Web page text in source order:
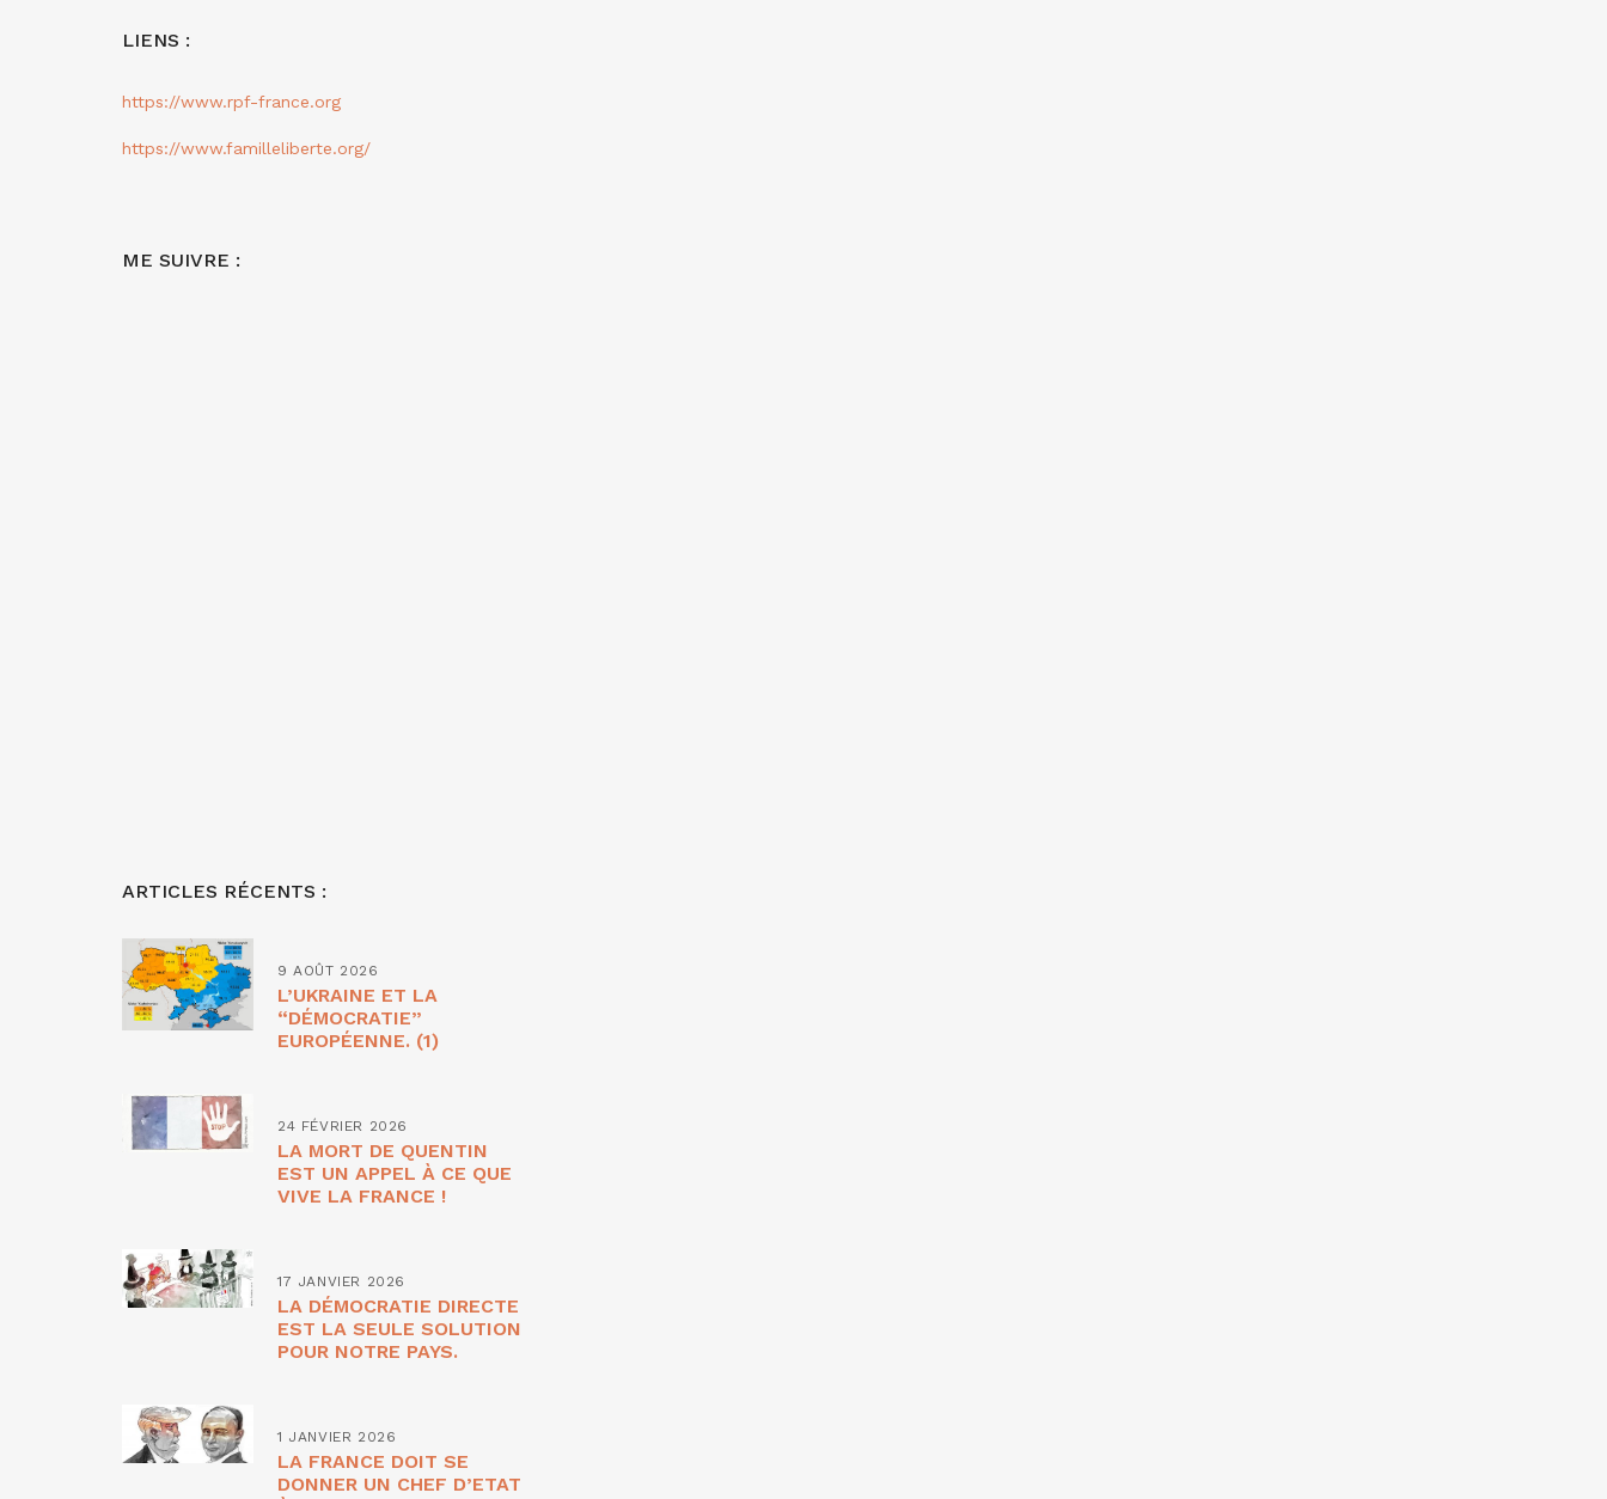
LIENS :
https://www.rpf-france.org
https://www.familleliberte.org/
ME SUIVRE :
ARTICLES RÉCENTS :
9 AOÛT 2026
L’UKRAINE ET LA
“DÉMOCRATIE”
EUROPÉENNE. (1)
24 FÉVRIER 2026
LA MORT DE QUENTIN
EST UN APPEL À CE QUE
VIVE LA FRANCE !
17 JANVIER 2026
LA DÉMOCRATIE DIRECTE
EST LA SEULE SOLUTION
POUR NOTRE PAYS.
1 JANVIER 2026
LA FRANCE DOIT SE
DONNER UN CHEF D’ETAT